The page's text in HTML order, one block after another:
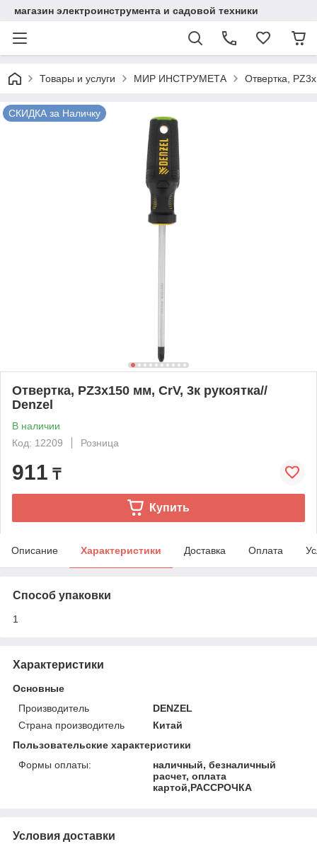
магазин электроинструмента и садовой техники
Товары и услуги МИР ИНСТРУМЕТА Отвертка,
СКИДКА за Наличку
Отвертка, PZ3x150 мм, CrV, 3к рукоятка//
Denzel
В наличии
Код: 12209
Розница
911 ₸
Купить
Описание Характеристики Доставка Оплата
Способ упаковки
1
Характеристики
Основные
Производитель
DENZEL
Страна производитель
Китай
Пользовательские характеристики
Формы оплаты:
наличный, безналичный
расчет, оплата
картой,РАССРОЧКА
Условия доставки